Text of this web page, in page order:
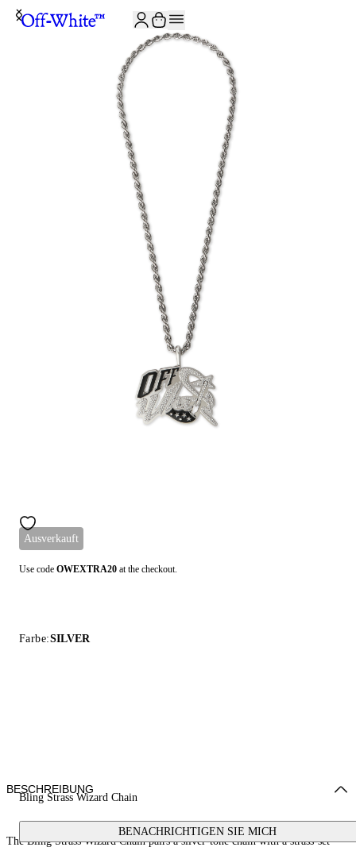
Ausverkauft
Use code OWEXTRA20 at the checkout.
Farbe:SILVER
Bling Strass Wizard Chain
BENACHRICHTIGEN SIE MICH
BESCHREIBUNG
The Bling Strass Wizard Chain pairs a silver-tone chain with a strass-set